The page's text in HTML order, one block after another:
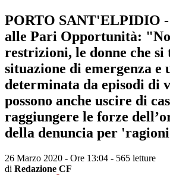
PORTO SANT'ELPIDIO -
alle Pari Opportunità:
restrizioni, le donne che si
situazione di emergenza e
determinata da episodi di
possono anche uscire di
raggiungere le forze
della denuncia per
26 Marzo 2020 - Ore 13:04 - 565 letture
di Redazione CF